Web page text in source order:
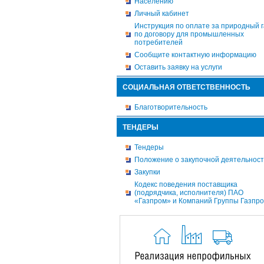
Личный кабинет
Инструкция по оплате за природный
по договору для промышленных
потребителей
Сообщите контактную информацию
Оставить заявку на услуги
СОЦИАЛЬНАЯ ОТВЕТСТВЕННОСТЬ
Благотворительность
ТЕНДЕРЫ
Тендеры
Положение о закупочной
Закупки
Кодекс поведения поставщика
(подрядчика, исполнителя) ПАО
«Газпром» и Компаний Группы